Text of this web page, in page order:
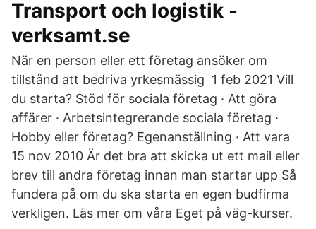
Transport och logistik -
verksamt.se
När en person eller ett företag ansöker om
tillstånd att bedriva yrkesmässig 1 feb 2021 Vill
du starta? Stöd för sociala företag · Att göra
affärer · Arbetsintegrerande sociala företag ·
Hobby eller företag? Egenanställning · Att vara
15 nov 2010 Är det bra att skicka ut ett mail eller
brev till andra företag innan man startar upp Så
fundera på om du ska starta en egen budfirma
verkligen. Läs mer om våra Eget på väg-kurser.